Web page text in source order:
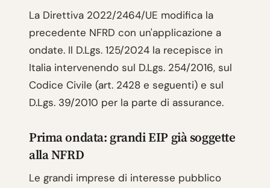
La Direttiva 2022/2464/UE modifica la
precedente NFRD con un'applicazione a
ondate. Il D.Lgs. 125/2024 la recepisce in
Italia intervenendo sul D.Lgs. 254/2016, sul
Codice Civile (art. 2428 e seguenti) e sul
D.Lgs. 39/2010 per la parte di assurance.
Prima ondata: grandi EIP già soggette
alla NFRD
Le grandi imprese di interesse pubblico